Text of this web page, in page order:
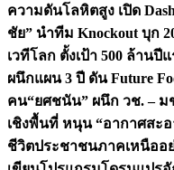
ความดันโลหิตสูง เปิด
ชัย” นำทีม Knockout บุก
เวทีโลก ตั้งเป้า 500 ล้านปี
ผนึกแผน 3 ปี ดัน Future
คน“ยศชนัน” ผนึก วช. – ม
เชิงพื้นที่ หนุน “อากาศสะ
ชีวิตประชาชนภาคเหนืออ